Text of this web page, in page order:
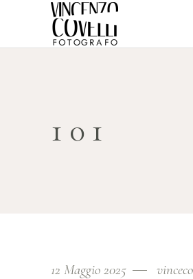
101
12 Maggio 2025